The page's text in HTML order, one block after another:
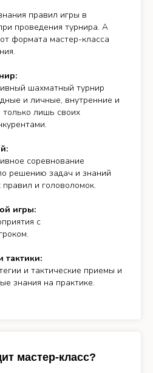
правил игры в
проведения турнира. А
формата мастер-класса
шахматный турнир
и личные, внутренние и
лишь своих
соревнование
решению задач и знаний
и головоломок.
игры:
с
тактики:
и тактические приемы и
знания на практике.
мастер-класс?